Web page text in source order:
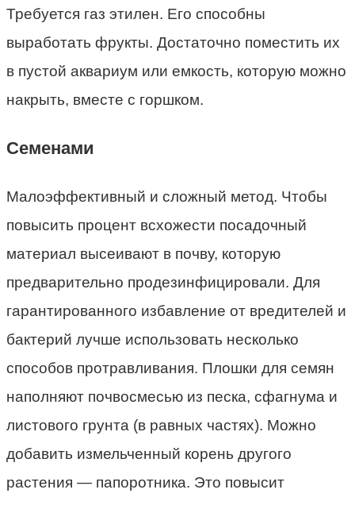
Требуется газ этилен. Его способны
выработать фрукты. Достаточно поместить их
в пустой аквариум или емкость, которую можно
накрыть, вместе с горшком.
Семенами
Малоэффективный и сложный метод. Чтобы
повысить процент всхожести посадочный
материал высеивают в почву, которую
предварительно продезинфицировали. Для
гарантированного избавление от вредителей и
бактерий лучше использовать несколько
способов протравливания. Плошки для семян
наполняют почвосмесью из песка, сфагнума и
листового грунта (в равных частях). Можно
добавить измельченный корень другого
растения — папоротника. Это повысит